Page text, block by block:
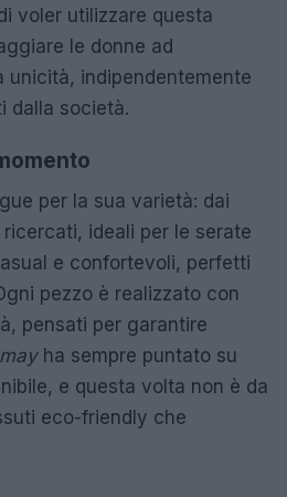
voler utilizzare questa
le donne ad
unicità, indipendentemente
dalla società.
per la sua varietà: dai
ideali per le serate
e confortevoli, perfetti
pezzo è realizzato con
pensati per garantire
ha sempre puntato su
e questa volta non è da
eco-friendly che